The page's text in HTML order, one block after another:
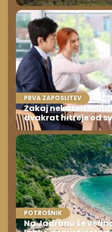
PRVA ZAPOSLITEV
Zakaj nekateri
dvakrat hitreje od
POTROŠNIK
Na Jadranu še